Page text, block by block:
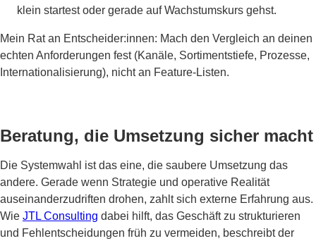
klein startest oder gerade auf Wachstumskurs gehst.
Mein Rat an Entscheider:innen: Mach den Vergleich an deinen
echten Anforderungen fest (Kanäle, Sortimentstiefe, Prozesse,
Internationalisierung), nicht an Feature-Listen.
Beratung, die Umsetzung sicher macht
Die Systemwahl ist das eine, die saubere Umsetzung das
andere. Gerade wenn Strategie und operative Realität
auseinanderzudriften drohen, zahlt sich externe Erfahrung aus.
Wie JTL Consulting dabei hilft, das Geschäft zu strukturieren
und Fehlentscheidungen früh zu vermeiden, beschreibt der